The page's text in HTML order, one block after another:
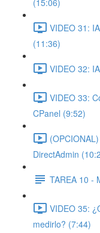
(15:06)
VIDEO 31:
(11:36)
VIDEO 32:
VIDEO 33:
CPanel (9:52)
DirectAdmin
TAREA 10 -
VIDEO 35:
medirlo? (7:44)